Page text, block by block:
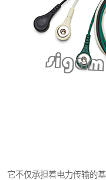
它不仅承担着电力传输的